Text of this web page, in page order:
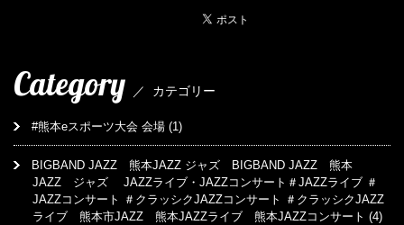
Category ／ カテゴリー
#熊本eスポーツ大会 会場 (1)
BIGBAND JAZZ 熊本JAZZ ジャズ BIGBAND JAZZ 熊本
JAZZ ジャズ JAZZライブ・JAZZコンサート＃JAZZライブ ＃
JAZZコンサート ＃クラッシクJAZZコンサート ＃クラッシクJAZZ
ライブ 熊本市JAZZ 熊本JAZZライブ 熊本JAZZコンサート (4)